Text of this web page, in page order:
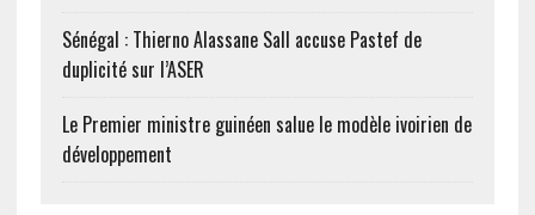
Sénégal : Thierno Alassane Sall accuse Pastef de
duplicité sur l’ASER
Le Premier ministre guinéen salue le modèle ivoirien de
développement